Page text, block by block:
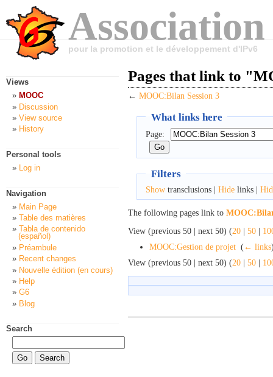
pour la promotion et le développement d'IPv6
Pages that link to
← MOOC:Bilan Session 3
What links here
Page:
Filters
Showtransclusions | Hidelinks |
The following pages link to
View (previous 50 | next 50) (20 | 50 |
MOOC:Gestion de projet ( ← links
View (previous 50 | next 50) (20 | 50 |
Views
MOOC
Discussion
View source
History
Personal tools
Log in
Navigation
Main Page
Table des matières
Tabla de contenido
(español)
Préambule
Recent changes
Nouvelle édition (en cours)
Help
G6
Blog
Search